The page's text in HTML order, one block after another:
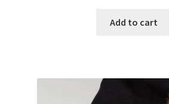
Add to cart